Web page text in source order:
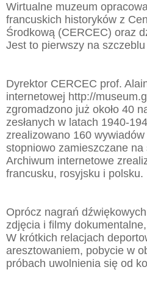
Wirtualne muzeum
francuskich historyków z
Środkową (CERCEC) oraz
Jest to pierwszy na
Dyrektor CERCEC prof.
internetowej http://
zgromadzono już około 40
zesłanych w latach 1940-
zrealizowano 160
stopniowo zamieszczane
Archiwum internetowe
francusku, rosyjsku i polsku.
Oprócz nagrań
zdjęcia i filmy
W krótkich relacjach
aresztowaniem, pobycie w
próbach uwolnienia się od